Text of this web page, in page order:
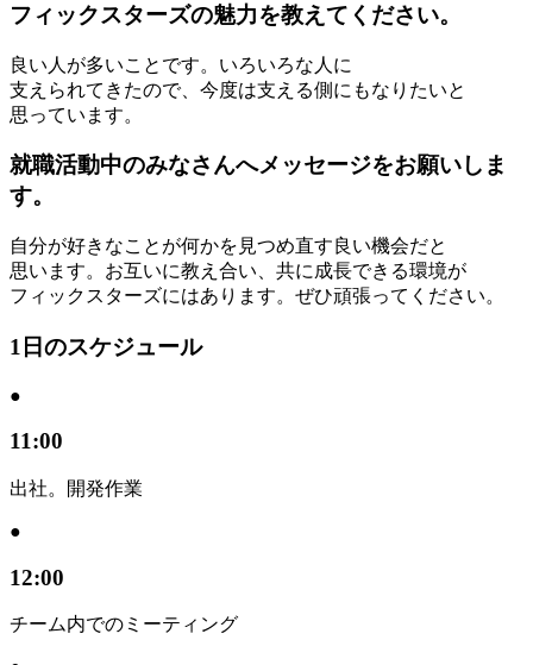
フィックスターズの魅力を教えてください。
良い 人が多いことです。 いろいろな 人に
支えられてきたので、 今度は支える側にもなりたいと
思っています。
就職活動中のみなさんへメッセージをお願いしま
す。
自分が好きなことが何かを 見つめ直す良い機会だと
思います。 お互いに教え合い、 共に 成長できる環境が
フィックスターズにはあります。 ぜひ頑張ってください。
1日のスケジュール
●
11:00
出社。開発作業
●
12:00
チーム内でのミーティング